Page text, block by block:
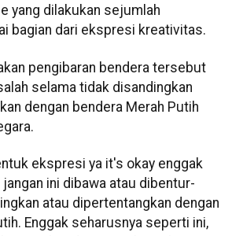
yang dilakukan sejumlah
bagian dari ekspresi kreativitas.
pengibaran bendera tersebut
selama tidak disandingkan
dengan bendera Merah Putih
ekspresi ya it's okay enggak
jangan ini dibawa atau dibentur-
atau dipertentangkan dengan
Enggak seharusnya seperti ini,